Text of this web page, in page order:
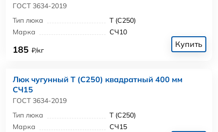
ГОСТ 3634-2019
Тип люка
Т (С250)
Марка
СЧ10
185 ₽/кг
Купить
Люк чугунный Т (С250) квадратный 400 мм
СЧ15
ГОСТ 3634-2019
Тип люка
Т (С250)
Марка
СЧ15